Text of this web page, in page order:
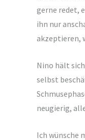
gerne redet,
ihn nur
akzeptieren,
Nino hält
selbst
neugierig,
Ich wünsche